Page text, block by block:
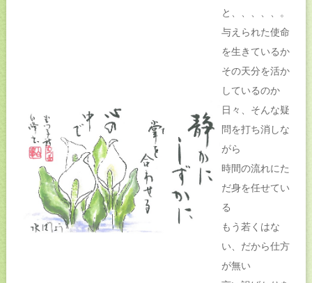
と、、、、、。
与えられた使命
を生きているか
その天分を活か
しているのか
日々、そんな疑
問を打ち消しな
がら
時間の流れにた
だ身を任せてい
る
もう若くはな
い、だから仕方
が無い